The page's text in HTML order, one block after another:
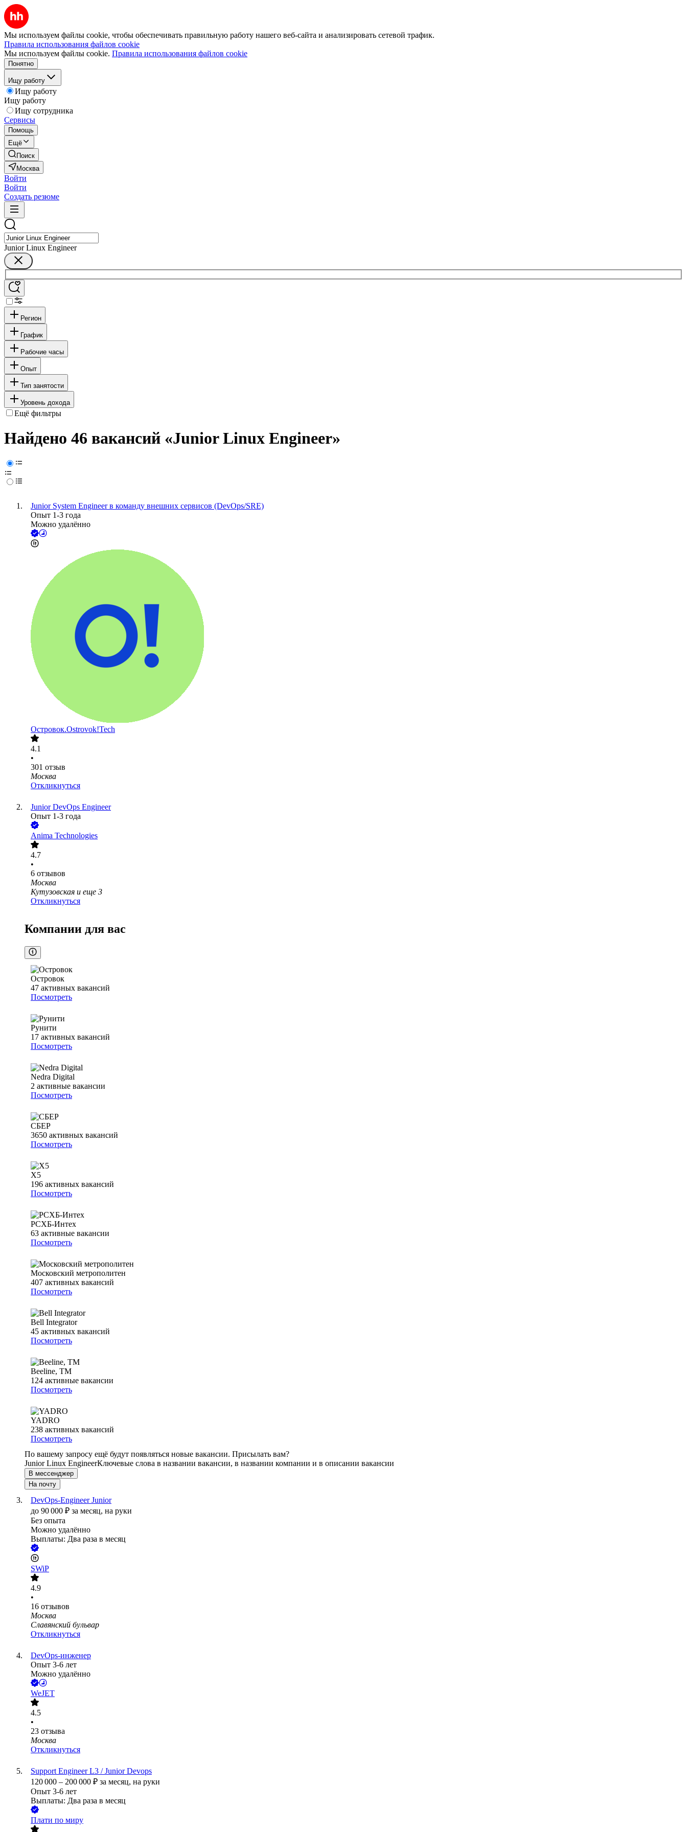
Мы используем файлы cookie, чтобы обеспечивать правильную работу нашего веб-сайта и анализировать сетевой трафик.
Правила использования файлов cookie
Мы используем файлы cookie. Правила использования файлов cookie
Понятно
Ищу работу
Ищу работу
Ищу работу
Ищу сотрудника
Сервисы
Помощь
Ещё
Поиск
Москва
Войти
Войти
Создать резюме
Junior Linux Engineer
Регион
График
Рабочие часы
Опыт
Тип занятости
Уровень дохода
Ещё фильтры
Найдено 46 вакансий «Junior Linux Engineer»
Junior System Engineer в команду внешних сервисов (DevOps/SRE)
Опыт 1-3 года
Можно удалённо
Островок.Ostrovok!Tech
4.1
•
301 отзыв
Москва
Откликнуться
Junior DevOps Engineer
Опыт 1-3 года
Anima Technologies
4.7
•
6 отзывов
Москва
Кутузовская и еще 3
Откликнуться
Компании для вас
Островок
47 активных вакансий
Посмотреть
Рунити
17 активных вакансий
Посмотреть
Nedra Digital
2 активные вакансии
Посмотреть
СБЕР
3650 активных вакансий
Посмотреть
Х5
196 активных вакансий
Посмотреть
РСХБ-Интех
63 активные вакансии
Посмотреть
Московский метрополитен
407 активных вакансий
Посмотреть
Bell Integrator
45 активных вакансий
Посмотреть
Beeline, ТМ
124 активные вакансии
Посмотреть
YADRO
238 активных вакансий
Посмотреть
По вашему запросу ещё будут появляться новые вакансии. Присылать вам?
Junior Linux EngineerКлючевые слова в названии вакансии, в названии компании и в описании вакансии
В мессенджер
На почту
DevOps-Engineer Junior
до 90 000 ₽ за месяц, на руки
Без опыта
Можно удалённо
Выплаты: Два раза в месяц
SWiP
4.9
•
16 отзывов
Москва
Славянский бульвар
Откликнуться
DevOps-инженер
Опыт 3-6 лет
Можно удалённо
WeJET
4.5
•
23 отзыва
Москва
Откликнуться
Support Engineer L3 / Junior Devops
120 000 – 200 000 ₽ за месяц, на руки
Опыт 3-6 лет
Выплаты: Два раза в месяц
Плати по миру